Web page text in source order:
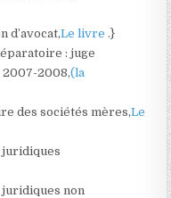
d’avocat,Le livre.}
: juge
2007-2008,(la
des sociétés mères,Le
juridiques
non